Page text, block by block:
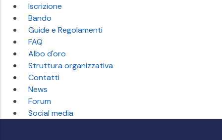
Iscrizione
Bando
Guide e Regolamenti
FAQ
Albo d'oro
Struttura organizzativa
Contatti
News
Forum
Social media